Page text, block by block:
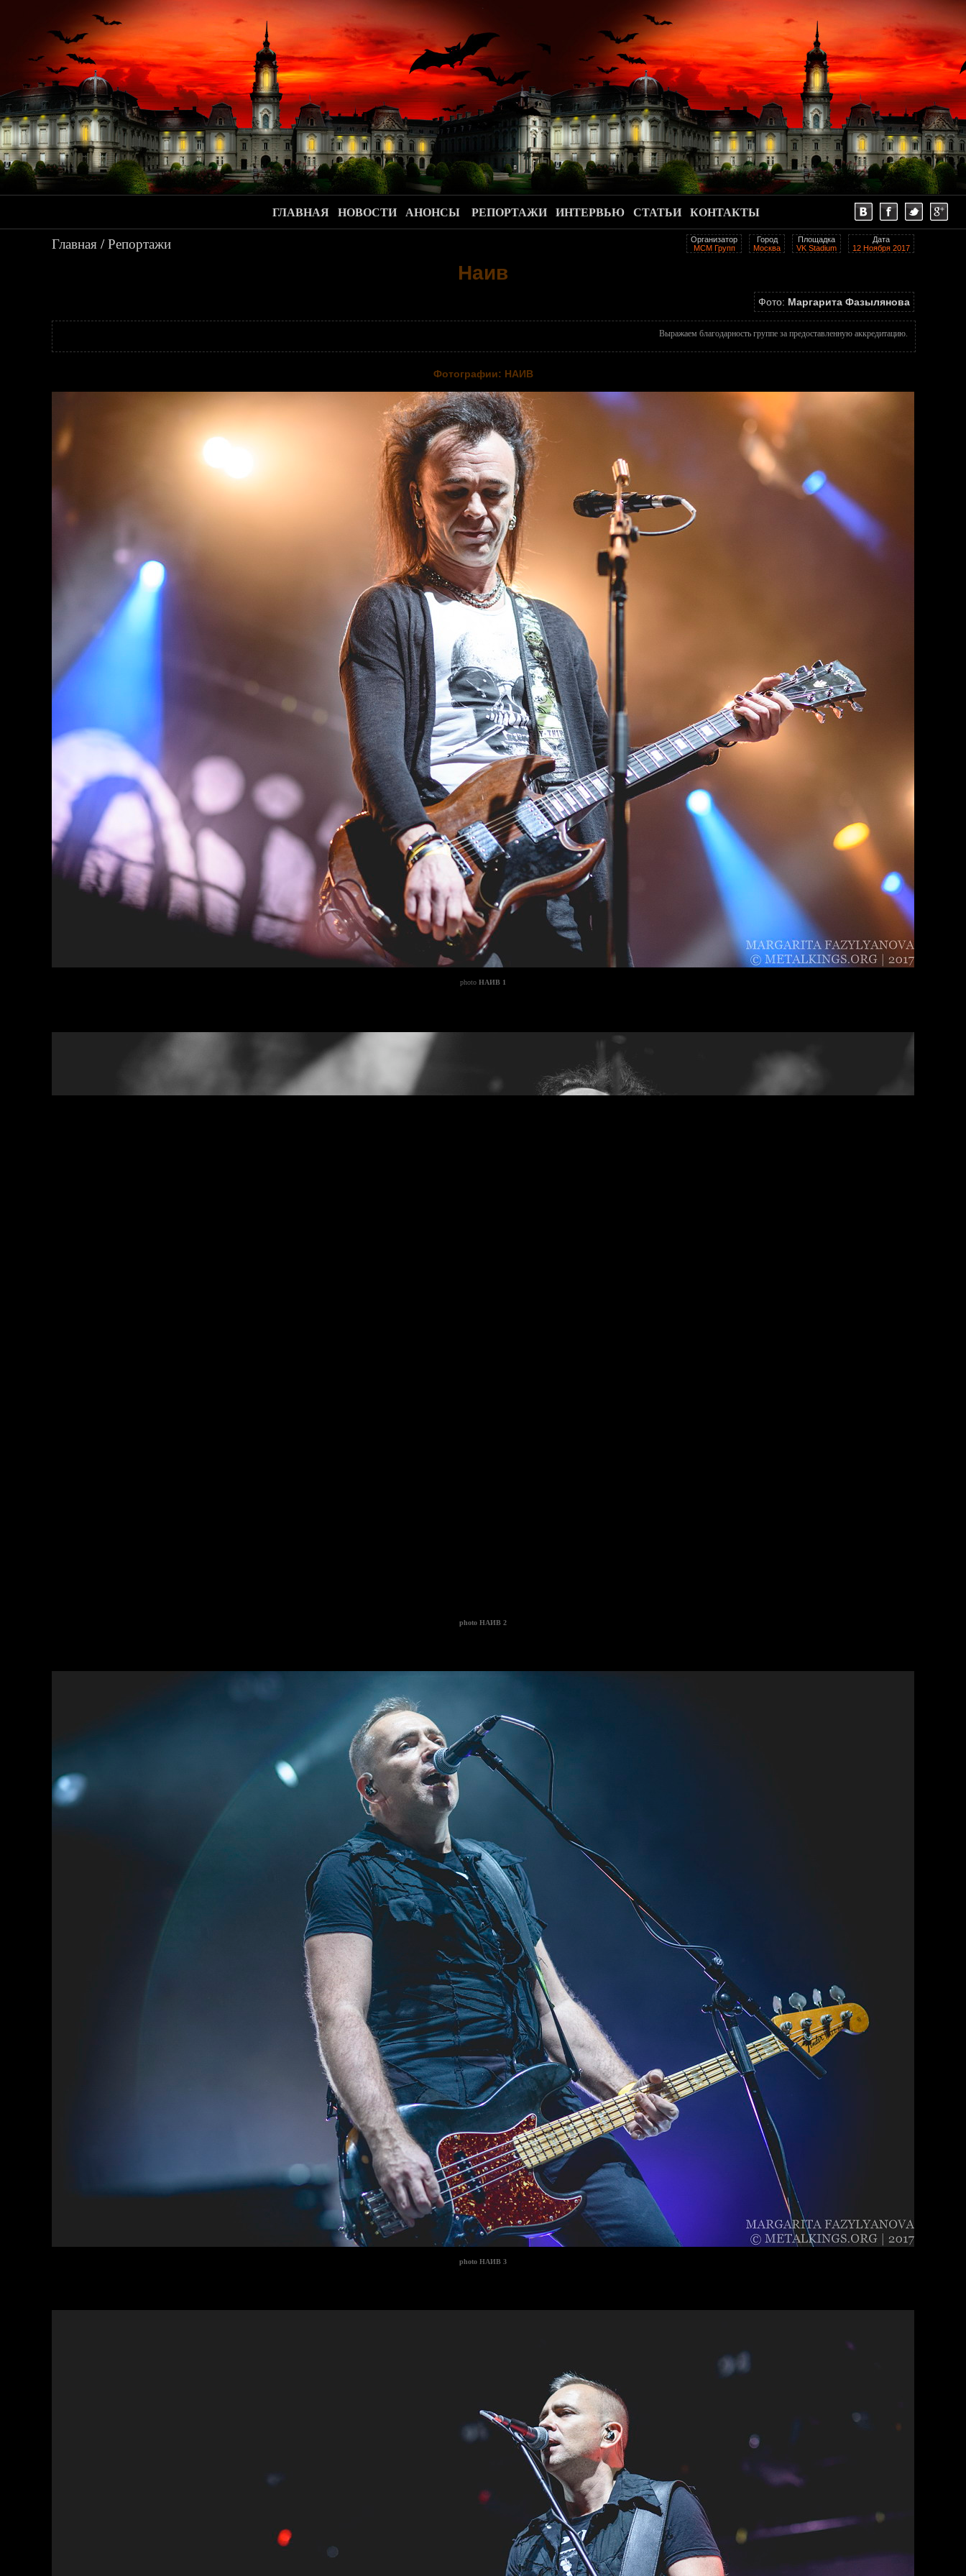
.
ГЛАВНАЯ НОВОСТИ АНОНСЫ РЕПОРТАЖИ ИНТЕРВЬЮ СТАТЬИ КОНТАКТЫ
Главная /Репортажи
Наив
Дата
12 Ноября 2017
Площадка
VK Stadium
Город
Москва
Организатор
МСМ Групп
Фото: Маргарита Фазылянова
Выражаем благодарность группе за предоставленную аккредитацию.
Фотографии: НАИВ
photo НАИВ 1
photo НАИВ 2
photo НАИВ 3